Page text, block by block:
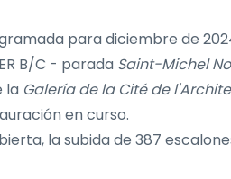
para diciembre de
B/C - parada Saint-Michel
la Galería de la Cité de
en curso.
la subida de 387